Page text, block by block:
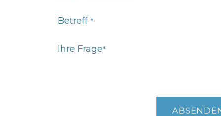
Betreff *
Ihre Frage*